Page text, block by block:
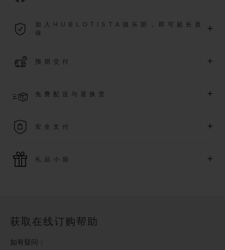
了解更多
加入HUBLOTISTA俱乐部，即可延长质
保
+
质保（需符合相关条件），并尊享专属活动。
预期交付 +
免费配送与退换货 +
安全支付 +
个人信息受到保护。
礼品小袋 +
获取在线订购帮助
如有疑问：